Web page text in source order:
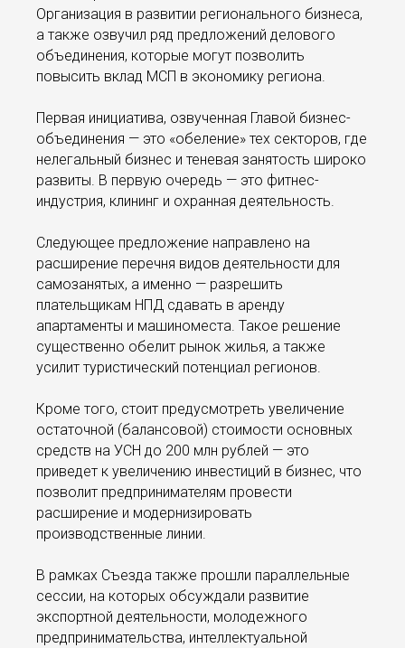
Организация в развитии регионального бизнеса,
а также озвучил ряд предложений делового
объединения, которые могут позволить
повысить вклад МСП в экономику региона.
Первая инициатива, озвученная Главой бизнес-
объединения — это «обеление» тех секторов, где
нелегальный бизнес и теневая занятость широко
развиты. В первую очередь — это фитнес-
индустрия, клининг и охранная деятельность.
Следующее предложение направлено на
расширение перечня видов деятельности для
самозанятых, а именно — разрешить
плательщикам НПД сдавать в аренду
апартаменты и машиноместа. Такое решение
существенно обелит рынок жилья, а также
усилит туристический потенциал регионов.
Кроме того, стоит предусмотреть увеличение
остаточной (балансовой) стоимости основных
средств на УСН до 200 млн рублей — это
приведет к увеличению инвестиций в бизнес, что
позволит предпринимателям провести
расширение и модернизировать
производственные линии.
В рамках Съезда также прошли параллельные
сессии, на которых обсуждали развитие
экспортной деятельности, молодежного
предпринимательства, интеллектуальной